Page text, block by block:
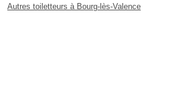
Autres toiletteurs à Bourg-lès-Valence